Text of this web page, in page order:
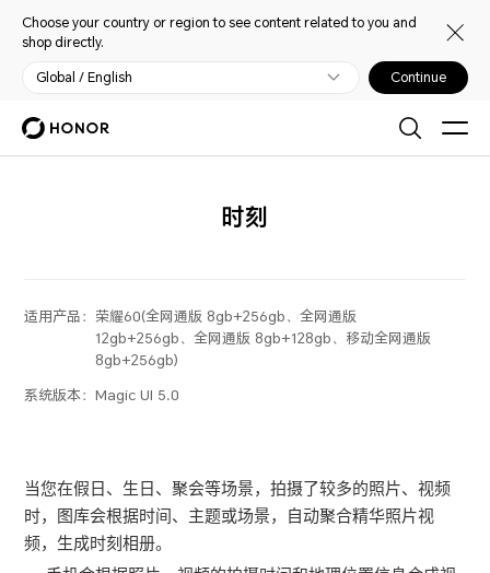
Choose your country or region to see content related to you and
shop directly.
Global / English Continue
时刻
适用产品： 荣耀60(全网通版 8gb+256gb、全网通版
12gb+256gb、全网通版 8gb+128gb、移动全网通版
8gb+256gb)
系统版本：Magic UI 5.0
当您在假日、生日、聚会等场景，拍摄了较多的照片、视频
时，图库会根据时间、主题或场景，自动聚合精华照片视
频，生成时刻相册。